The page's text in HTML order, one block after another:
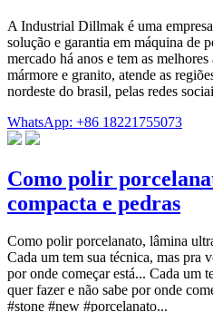
A Industrial Dillmak é uma
solução e garantia em máquina de
mercado há anos e tem as
mármore e granito, atende as
nordeste do brasil, pelas redes
WhatsApp: +86 18221755073
Como polir
compacta e pedras
Como polir porcelanato, lâmina
Cada um tem sua técnica, mas pra
por onde começar está... Cada um
quer fazer e não sabe por onde
#stone #new #porcelanato...